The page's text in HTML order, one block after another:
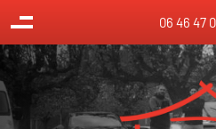
06 46 47